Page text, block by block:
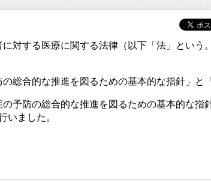
対する医療に関する法律（以下「法」という
合的な推進を図るための基本的な指針」と
予防の総合的な推進を図るための基本的な
いました。